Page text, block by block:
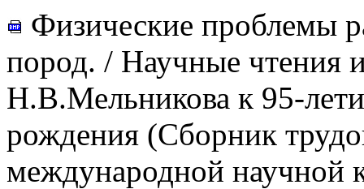
Физические проблемы
пород. / Научные чтения
Н.В.Мельникова к 95-
рождения (Сборник
международной научной